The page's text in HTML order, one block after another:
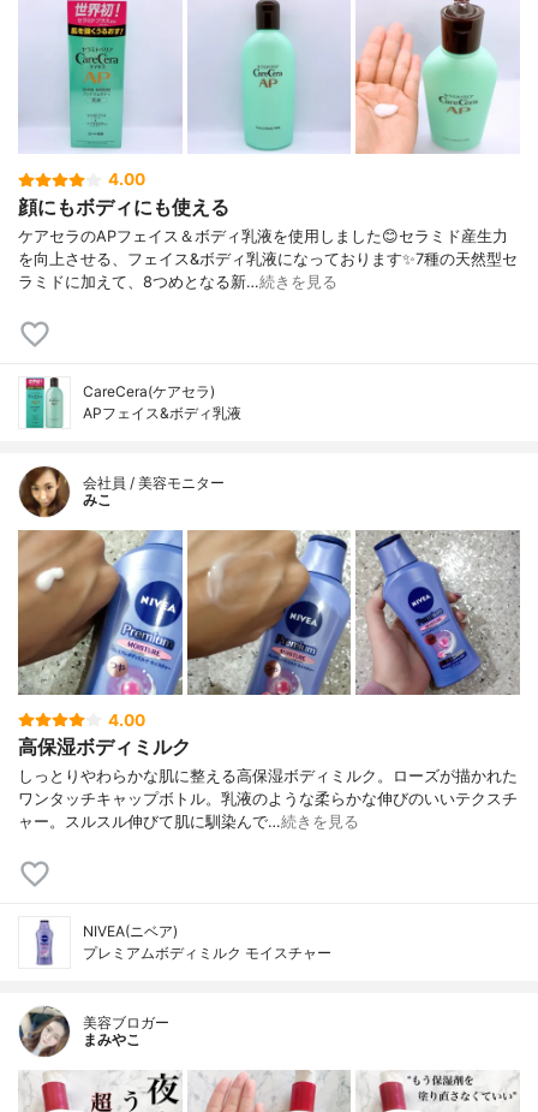
4.00
顔にもボディにも使える
ケアセラのAPフェイス＆ボディ乳液を使用しました😊セラミド産生力
を向上させる、フェイス&ボディ乳液になっております✨7種の天然型セ
ラミドに加えて、8つめとなる新…続きを見る
CareCera(ケアセラ)
APフェイス&ボディ乳液
会社員 / 美容モニター
みこ
4.00
高保湿ボディミルク
しっとりやわらかな肌に整える高保湿ボディミルク。ローズが描かれた
ワンタッチキャップボトル。乳液のような柔らかな伸びのいいテクスチ
ャー。スルスル伸びて肌に馴染んで…続きを見る
NIVEA(ニベア)
プレミアムボディミルク モイスチャー
美容ブロガー
まみやこ